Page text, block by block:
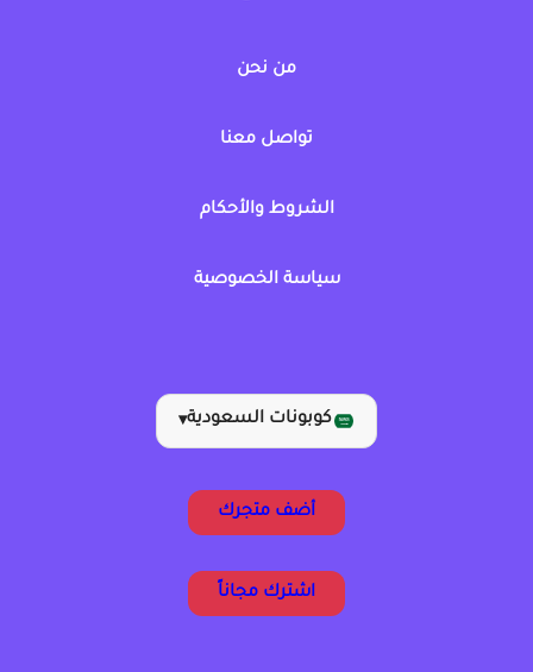
من نحن
تواصل معنا
الشروط والأحكام
سياسة الخصوصية
كوبونات السعودية▾
أضف متجرك
اشترك مجاناً